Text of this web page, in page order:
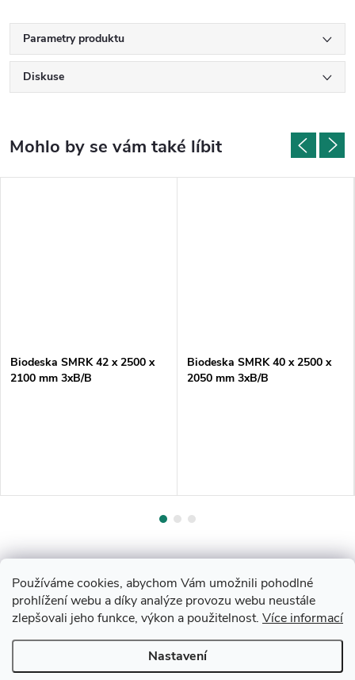
Používáme cookies, abychom Vám umožnili pohodlné
prohlížení webu a díky analýze provozu webu neustále
zlepšovali jeho funkce, výkon a použitelnost. Více informací
Nastavení
Parametry produktu
Diskuse
Biodeska SMRK 42 x 2500 x
2100 mm 3xB/B
Biodeska SMRK 40 x 2500 x
2050 mm 3xB/B
Z
Drevobis Horoměřice. Všechna práva vyhrazena.
nastavení cookies